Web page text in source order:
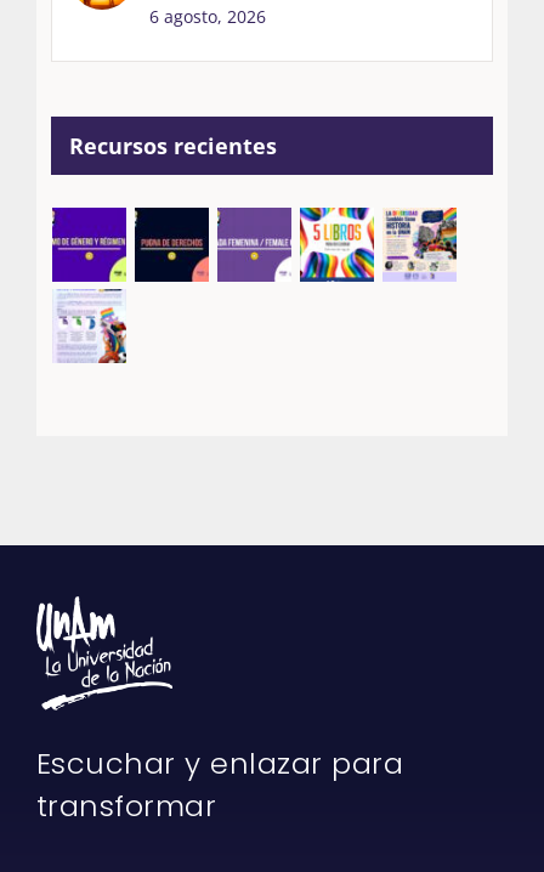
6 agosto, 2026
Recursos recientes
Escuchar y enlazar para
transformar